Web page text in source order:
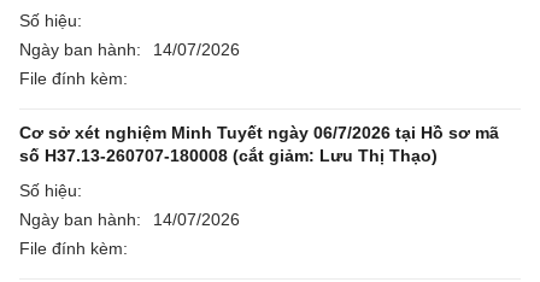
Số hiệu:
Ngày ban hành:
14/07/2026
File đính kèm:
Cơ sở xét nghiệm Minh Tuyết ngày 06/7/2026 tại Hồ sơ mã
số H37.13-260707-180008 (cắt giảm: Lưu Thị Thạo)
Số hiệu:
Ngày ban hành:
14/07/2026
File đính kèm: